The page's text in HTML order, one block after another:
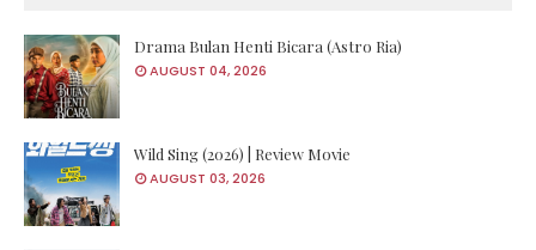
Drama Bulan Henti Bicara (Astro Ria)
AUGUST 04, 2026
Wild Sing (2026) | Review Movie
AUGUST 03, 2026